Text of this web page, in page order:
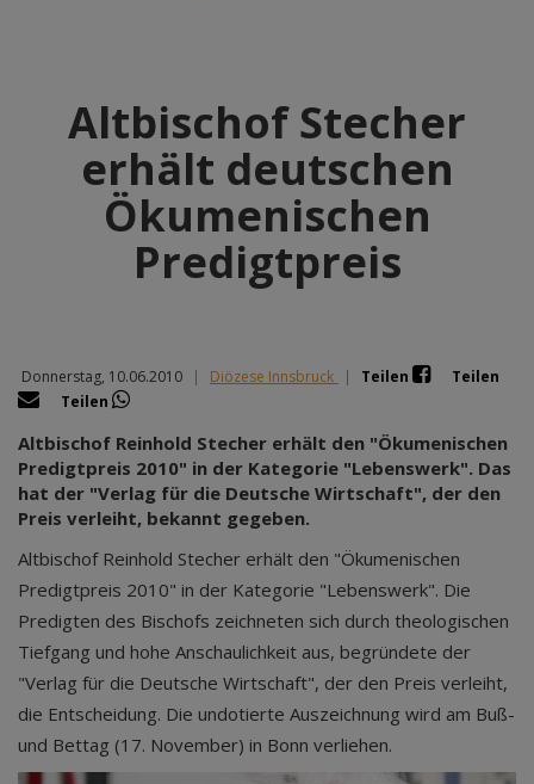
Altbischof Stecher
erhält deutschen
Ökumenischen
Predigtpreis
Donnerstag, 10.06.2010 | Diözese Innsbruck | Teilen
Teilen
Teilen
Altbischof Reinhold Stecher erhält den "Ökumenischen
Predigtpreis 2010" in der Kategorie "Lebenswerk". Das
hat der "Verlag für die Deutsche Wirtschaft", der den
Preis verleiht, bekannt gegeben.
Altbischof Reinhold Stecher erhält den "Ökumenischen
Predigtpreis 2010" in der Kategorie "Lebenswerk". Die
Predigten des Bischofs zeichneten sich durch theologischen
Tiefgang und hohe Anschaulichkeit aus, begründete der
"Verlag für die Deutsche Wirtschaft", der den Preis verleiht,
die Entscheidung. Die undotierte Auszeichnung wird am Buß-
und Bettag (17. November) in Bonn verliehen.